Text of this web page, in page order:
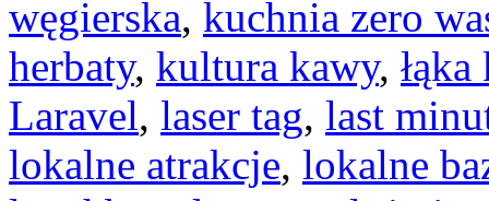
węgierska, kuchnia zero
herbaty, kultura kawy,
Laravel, laser tag, last
lokalne atrakcje, lokalne